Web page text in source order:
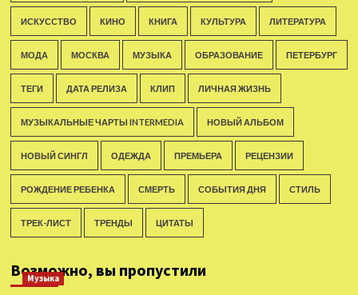
ИСКУССТВО КИНО КНИГА КУЛЬТУРА ЛИТЕРАТУРА
МОДА МОСКВА МУЗЫКА ОБРАЗОВАНИЕ ПЕТЕРБУРГ
ТЕГИ ДАТА РЕЛИЗА КЛИП ЛИЧНАЯ ЖИЗНЬ
МУЗЫКАЛЬНЫЕ ЧАРТЫ INTERMEDIA НОВЫЙ АЛЬБОМ
НОВЫЙ СИНГЛ ОДЕЖДА ПРЕМЬЕРА РЕЦЕНЗИИ
РОЖДЕНИЕ РЕБЕНКА СМЕРТЬ СОБЫТИЯ ДНЯ СТИЛЬ
ТРЕК-ЛИСТ ТРЕНДЫ ЦИТАТЫ
Возможно, вы пропустили
Музыка